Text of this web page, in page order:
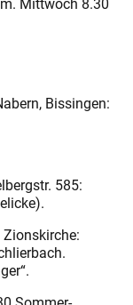
Bissingen:
585: